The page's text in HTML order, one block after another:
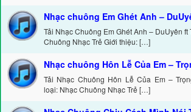
Nhạc chuông Em Ghét Anh –
Tải Nhạc Chuông Em Ghét Anh – DuUyên
Chuông Nhạc Trẻ Giới thiệu: […]
Nhạc chuông Hôn Lễ Của Em –
Tải Nhạc Chuông Hôn Lễ Của Em –
loại: Nhạc Chuông Nhạc Trẻ […]